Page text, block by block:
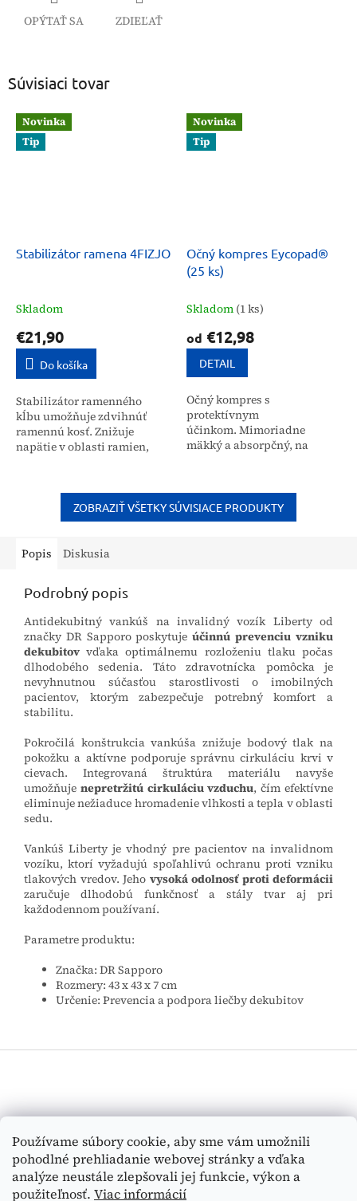
Používame súbory cookie, aby sme vám umožnili
pohodlné prehliadanie webovej stránky a vďaka
analýze neustále zlepšovali jej funkcie, výkon a
použiteľnosť. Viac informácií
OPÝTAŤ SA ZDIEĽAŤ
Súvisiaci tovar
Novinka
Tip
Stabilizátor ramena 4FIZJO
Skladom
€21,90
Do košíka
Stabilizátor ramenného
kĺbu umožňuje zdvihnúť
ramennú kosť. Znižuje
napätie v oblasti ramien,
túto časť tela. Ramenný...
Novinka
Tip
Očný kompres Eycopad®
(25 ks)
Skladom (1 ks)
od €12,98
DETAIL
Očný kompres s
protektívnym
účinkom. Mimoriadne
mäkký a absorpčný, na
jeho súdržnosť.
ZOBRAZIŤ VŠETKY SÚVISIACE PRODUKTY
Popis Diskusia
Podrobný popis
Antidekubitný vankúš na invalidný vozík Liberty od
značky DR Sapporo poskytujeúčinnú prevenciu vzniku
dekubitov vďaka optimálnemu rozloženiu tlaku počas
dlhodobého sedenia. Táto zdravotnícka pomôcka je
nevyhnutnou súčasťou starostlivosti o imobilných
pacientov, ktorým zabezpečuje potrebný komfort a
stabilitu.
Pokročilá konštrukcia vankúša znižuje bodový tlak na
pokožku a aktívne podporuje správnu cirkuláciu krvi v
cievach. Integrovaná štruktúra materiálu navyše
umožňuje nepretržitú cirkuláciu vzduchu, čím efektívne
eliminuje nežiaduce hromadenie vlhkosti a tepla v oblasti
sedu.
Vankúš Liberty je vhodný pre pacientov na invalidnom
vozíku, ktorí vyžadujú spoľahlivú ochranu proti vzniku
tlakových vredov. Jeho vysoká odolnosť proti deformácii
zaručuje dlhodobú funkčnosť a stály tvar aj pri
každodennom používaní.
Parametre produktu:
Značka: DR Sapporo
Rozmery: 43 x 43 x 7 cm
Určenie: Prevencia a podpora liečby dekubitov
ä
HĽADAŤ